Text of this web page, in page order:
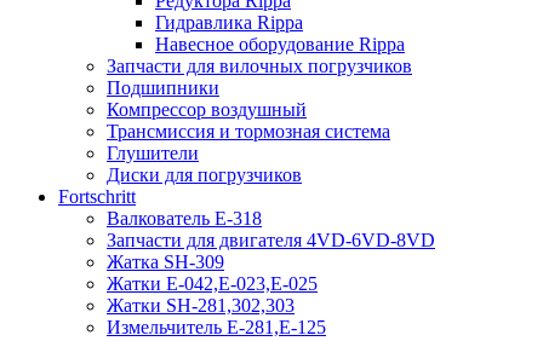
Гидравлика Rippa
Навесное оборудование Rippa
Запчасти для вилочных погрузчиков
Подшипники
Компрессор воздушный
Трансмиссия и тормозная система
Глушители
Диски для погрузчиков
Fortschritt
Валкователь Е-318
Запчасти для двигателя 4VD-6VD-8VD
Жатка SH-309
Жатки Е-042,Е-023,Е-025
Жатки SH-281,302,303
Измельчитель Е-281,Е-125